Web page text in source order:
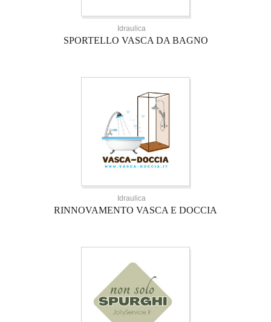
Idraulica
SPORTELLO VASCA DA BAGNO
Idraulica
RINNOVAMENTO VASCA E DOCCIA